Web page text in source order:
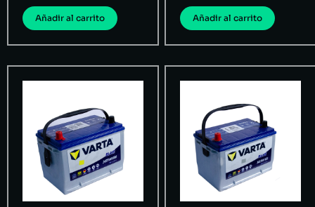
Añadir al carrito Añadir al carrito